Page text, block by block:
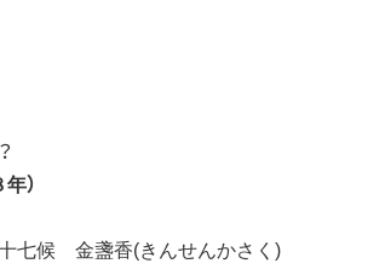
）
七候 金盞香(きんせんかさく)